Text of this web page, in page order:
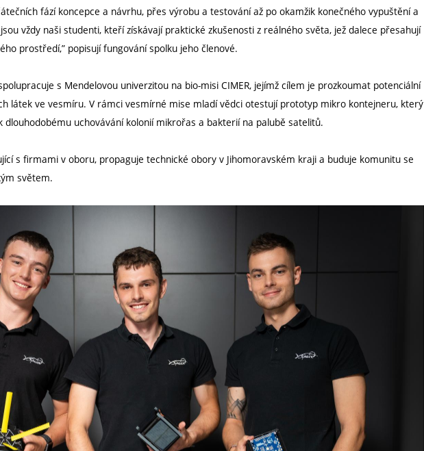
fází koncepce a návrhu, přes výrobu a testování až po okamžik konečného vypuštění a
vždy naši studenti, kteří získávají praktické zkušenosti z reálného světa, jež dalece přesahují
prostředí,” popisují fungování spolku jeho členové.
s Mendelovou univerzitou na bio-misi CIMER, jejímž cílem je prozkoumat potenciální
látek ve vesmíru. V rámci vesmírné mise mladí vědci otestují prototyp mikro kontejneru, který
dlouhodobému uchovávání kolonií mikrořas a bakterií na palubě satelitů.
s firmami v oboru, propaguje technické obory v Jihomoravském kraji a buduje komunitu se
světem.